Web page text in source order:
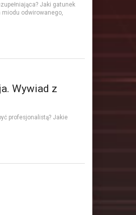
Jaki gatunek
odwirowanego,
Wywiad z
profesjonalistą? Jakie